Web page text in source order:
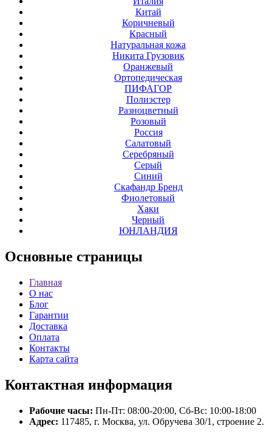
Китай
Коричневый
Красный
Натуральная кожа
Никита Грузовик
Оранжевый
Ортопедическая
ПИФАГОР
Полиэстер
Разноцветный
Розовый
Россия
Салатовый
Серебряный
Серый
Синий
Скафандр Бренд
Фиолетовый
Хаки
Черный
ЮНЛАНДИЯ
Основные страницы
Главная
О нас
Блог
Гарантии
Доставка
Оплата
Контакты
Карта сайта
Контактная информация
Рабочие часы: Пн-Пт: 08:00-20:00, Сб-Вс: 10:00-18:00
Адрес: 117485, г. Москва, ул. Обручева 30/1, строение 2.